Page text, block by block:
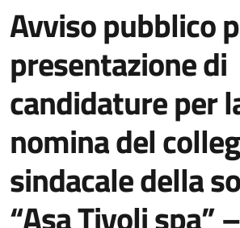
Avviso pubblico
presentazione di
candidature per
nomina del
sindacale della